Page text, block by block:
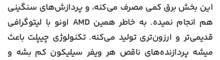
این بخش برق کمی مصرف می‌کنه، و پردازش‌های سنگینی
هم انجام نمیده. به خاطر همین AMD اونو با لیتوگرافی
قدیمی‌تر و ارزون‌تری تولید می‌کنه. تکنولوژی چیپلت باعث
میشه پردازنده‌های ناقص هر ویفر سیلیکون کم بشه و